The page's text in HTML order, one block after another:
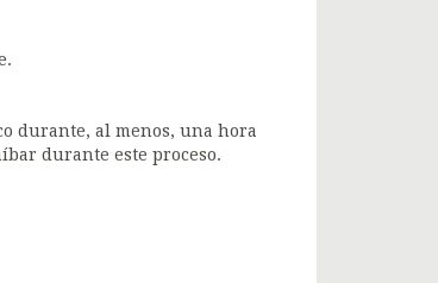
durante, al menos, una hora
durante este proceso.